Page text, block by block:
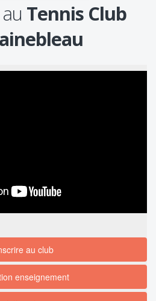
Tennis Club
au club
enseignement